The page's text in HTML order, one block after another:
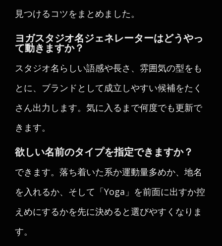
見つけるコツをまとめました。
ヨガスタジオ名ジェネレーターはどうやっ
て動きますか？
スタジオ名らしい語感や長さ、雰囲気の型をも
とに、ブランドとして成立しやすい候補をたく
さん出力します。気に入るまで何度でも更新で
きます。
欲しい名前のタイプを指定できますか？
できます。落ち着いた系か運動量多めか、地名
を入れるか、そして「Yoga」を前面に出すか控
えめにするかを先に決めると選びやすくなりま
す。